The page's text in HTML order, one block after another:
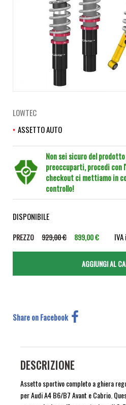
LOWTEC
ASSETTO AUTO
Non sei sicuro del
preoccuparti, procedi con
checkout ci mettiamo in
controllo!
DISPONIBILE
PREZZO 929,00 € 899,00 €
Share on Facebook
DESCRIZIONE
Assetto sportivo completo a ghiera
per Audi A4 B6/B7 Avant e Cabrio.